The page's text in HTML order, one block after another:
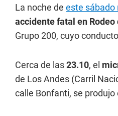
La noche de este sábado
accidente fatal en Rodeo
Grupo 200, cuyo
Cerca de las23.10, el
de Los Andes (Carril
calle Bonfanti, se